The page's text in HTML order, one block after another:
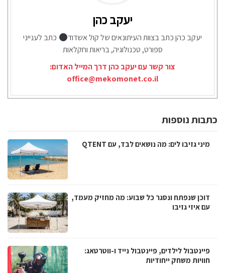
יעקב כהן
יעקב כהן כתב בצוות העיתונאים של קול אשדוד
כתב לענייני
ספורט, טכנולוגיה, בריאות וחקלאות
צור קשר עם יעקב כהן דרך המייל האדום:
office@mekomonet.co.il
כתבות נוספות
מיני גזיבו לים: מה נושאים לבד, עם QTENT
דוכן שנפתח ונסגר כל שבוע: מה מחזיק מעמד,
עם איזי גזיבו
פיינטבול לילדים, פיינטבול נייד ו-ווטרטאג:
חוויות משחק ייחודיות